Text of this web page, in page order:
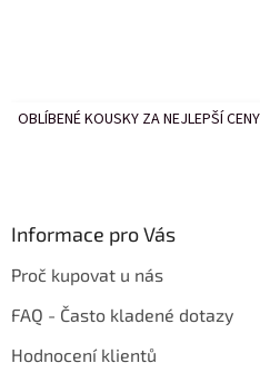
OBLÍBENÉ KOUSKY ZA NEJLEPŠÍ CENY
Informace pro Vás
Proč kupovat u nás
FAQ - Často kladené dotazy
Hodnocení klientů